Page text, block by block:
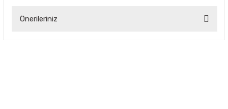
Önerileriniz